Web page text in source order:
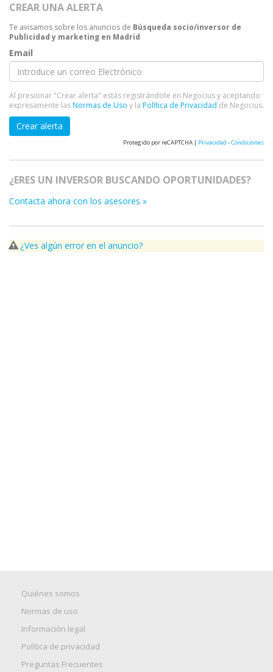
CREAR UNA ALERTA
Te avisamos sobre los anuncios de Búsqueda socio/inversor de
Publicidad y marketing en Madrid
Email
Al presionar "Crear alerta" estás registrándote en Negocius y aceptando
expresamente lasNormas de Uso y la Política de Privacidad de Negocius.
Crear alerta
Protegido por reCAPTCHA | Privacidad -Condiciones
¿ERES UN INVERSOR BUSCANDO OPORTUNIDADES?
Contacta ahora con los asesores »
¿Ves algún error en el anuncio?
Quiénes somos
Normas de uso
Información legal
Política de privacidad
Preguntas Frecuentes